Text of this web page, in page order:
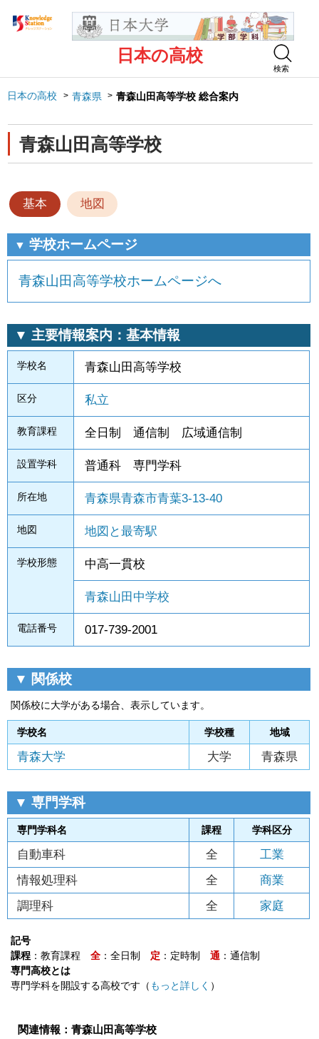
日本の高校
検索
日本の高校 青森県 青森山田高等学校 総合案内
青森山田高等学校
基本 地図
▼ 学校ホームページ
青森山田高等学校ホームページへ
▼ 主要情報案内：基本情報
学校名 青森山田高等学校
区分 私立
教育課程 全日制 通信制 広域通信制
設置学科 普通科 専門学科
所在地 青森県青森市青葉3-13-40
地図 地図と最寄駅
学校形態 中高一貫校
青森山田中学校
電話番号 017-739-2001
▼ 関係校
関係校に大学がある場合、表示しています。
学校名 学校種 地域
青森大学 大学 青森県
▼ 専門学科
専門学科名 課程 学科区分
自動車科 全
工業
情報処理科
全
商業
調理科
全 家庭
記号
課程 ：教育課程 全 ：全日制 定 ：定時制 通 ：通信制
専門高校とは
専門学科を開設する高校です（ もっと詳しく ）
関連情報：青森山田高等学校